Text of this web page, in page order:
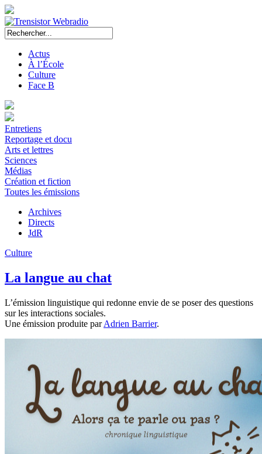
Actus
À l’École
Culture
Face B
Entretiens
Reportage et docu
Arts et lettres
Sciences
Médias
Création et fiction
Toutes les émissions
Archives
Directs
JdR
Culture
La langue au chat
L’émission linguistique qui redonne envie de se poser des questions
sur les interactions sociales.
Une émission produite parAdrien Barrier.